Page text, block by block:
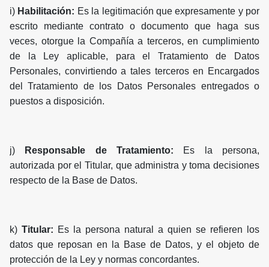
i) Habilitación: Es la legitimación que expresamente y por
escrito mediante contrato o documento que haga sus
veces, otorgue la Compañía a terceros, en cumplimiento
de la Ley aplicable, para el Tratamiento de Datos
Personales, convirtiendo a tales terceros en Encargados
del Tratamiento de los Datos Personales entregados o
puestos a disposición.
j) Responsable de Tratamiento: Es la persona,
autorizada por el Titular, que administra y toma decisiones
respecto de la Base de Datos.
k) Titular: Es la persona natural a quien se refieren los
datos que reposan en la Base de Datos, y el objeto de
protección de la Ley y normas concordantes.